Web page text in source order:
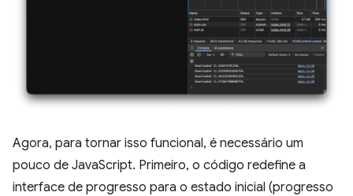
Agora, para tornar isso funcional, é necessário um
pouco de JavaScript. Primeiro, o código redefine a
interface de progresso para o estado inicial (progresso